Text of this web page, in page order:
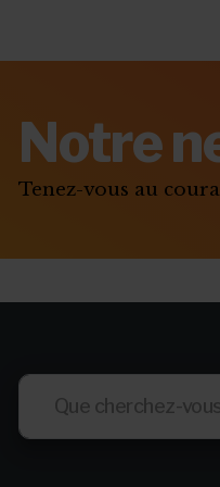
Notre
Tenez-vous au